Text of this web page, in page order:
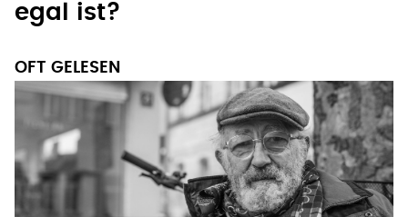
egal ist?
OFT GELESEN